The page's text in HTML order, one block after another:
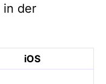
in der
iOS